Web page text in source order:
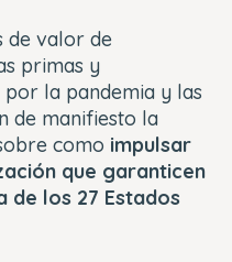
de valor de
primas y
la pandemia y las
de manifiesto la
como impulsar
que garanticen
los 27 Estados